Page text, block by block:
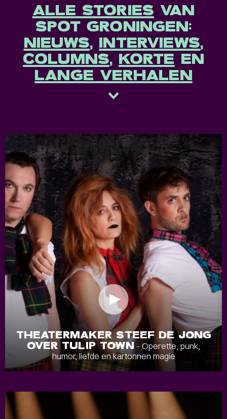
ALLE STORIES VAN
SPOT GRONINGEN:
NIEUWS, INTERVIEWS,
COLUMNS, KORTE EN
LANGE VERHALEN
THEATERMAKER STEEF DE JONG
OVER TULIP TOWN - Operette, punk,
humor, liefde en kartonnen magie